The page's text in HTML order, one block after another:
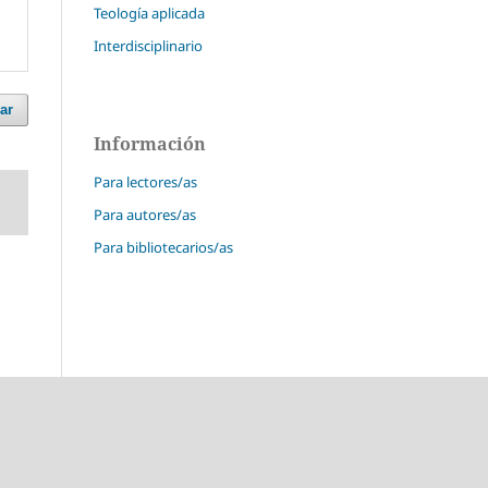
Teología aplicada
Interdisciplinario
Información
Para lectores/as
Para autores/as
Para bibliotecarios/as